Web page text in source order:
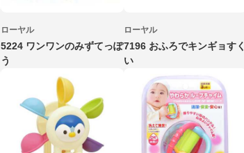
ローヤル
5224 ワンワンのみずてっぽ
う
ローヤル
7196 おふろでキンギョすく
い